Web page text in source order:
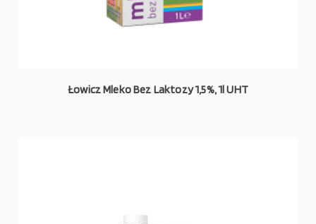
Łowicz Mleko Bez Laktozy 1,5%, 1l UHT